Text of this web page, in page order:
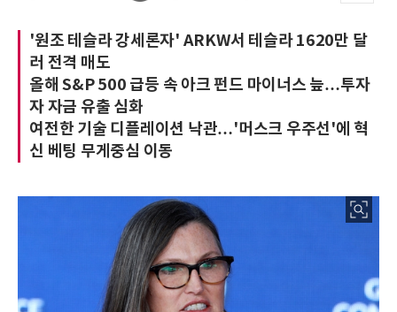
'원조 테슬라 강세론자' ARKW서 테슬라 1620만 달
러 전격 매도
올해 S&P 500 급등 속 아크 펀드 마이너스 늪…투자
자 자금 유출 심화
여전한 기술 디플레이션 낙관…'머스크 우주선'에 혁
신 베팅 무게중심 이동